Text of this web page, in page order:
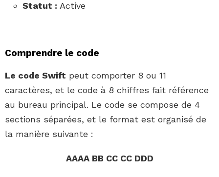
Statut : Active
Comprendre le code
Le code Swift peut comporter 8 ou 11
caractères, et le code à 8 chiffres fait référence
au bureau principal. Le code se compose de 4
sections séparées, et le format est organisé de
la manière suivante :
AAAA BB CC CC DDD